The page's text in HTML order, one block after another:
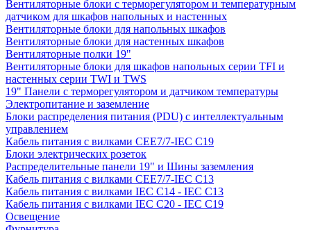
Вентиляторные блоки с терморегулятором и температурным
датчиком для шкафов напольных и настенных
Вентиляторные блоки для напольных шкафов
Вентиляторные блоки для настенных шкафов
Вентиляторные полки 19"
Вентиляторные блоки для шкафов напольных серии TFI и
настенных серии TWI и TWS
19" Панели с терморегулятором и датчиком температуры
Электропитание и заземление
Блоки распределения питания (PDU) с интеллектуальным
управлением
Кабель питания с вилками CEE7/7-IEC C19
Блоки электрических розеток
Распределительные панели 19" и Шины заземления
Кабель питания с вилками CEE7/7-IEC C13
Кабель питания с вилками IEC C14 - IEC C13
Кабель питания с вилками IEC C20 - IEC C19
Освещение